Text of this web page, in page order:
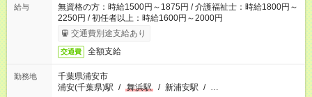
給与
無資格の方：時給1500円～1875円 / 介護福祉士：時給1800円～
2250円 / 初任者以上：時給1600円～2000円
交通費別途支給あり
交通費 全額支給
勤務地
千葉県浦安市
浦安(千葉県)駅 / 舞浜駅 / 新浦安駅 / …